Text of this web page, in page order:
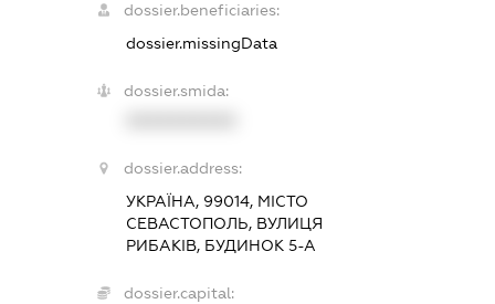
dossier.beneficiaries:
dossier.missingData
dossier.smida:
dossier.address:
УКРАЇНА, 99014, МІСТО
СЕВАСТОПОЛЬ, ВУЛИЦЯ
РИБАКІВ, БУДИНОК 5-А
dossier.capital: